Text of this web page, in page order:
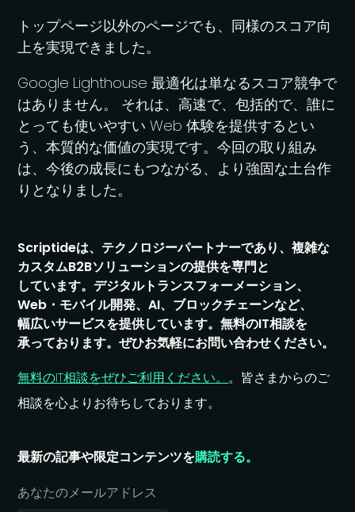
トップページ以外のページでも、同様のスコア向
上を実現できました。
Google Lighthouse 最適化は単なるスコア競争で
はありません。 それは、高速で、包括的で、誰に
とっても使いやすい Web 体験を提供するとい
う、本質的な価値の実現です。今回の取り組み
は、今後の成長にもつながる、より強固な土台作
りとなりました。
Scriptideは、 テクノロジーパー トナーであり、複雑な
カスタムB2Bソリューションの提供を専門と
しています。 デジタルトランスフォーメーション、
Web・ モバイル開発、AI、 ブロックチェーンなど、
幅広いサービスを提供しています。無料のIT相談を
承っております。ぜひお気軽にお問い合わせください。
無料の​IT​相談を​ぜひご利用ください。 。​皆さまからの​ご
相談を​心より​お待ちしております。
最新の​記事や​限定コンテンツを購読する。
あなたのメールアドレス